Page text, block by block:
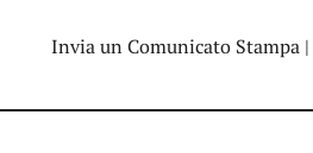
Invia un Comunicato Stampa |